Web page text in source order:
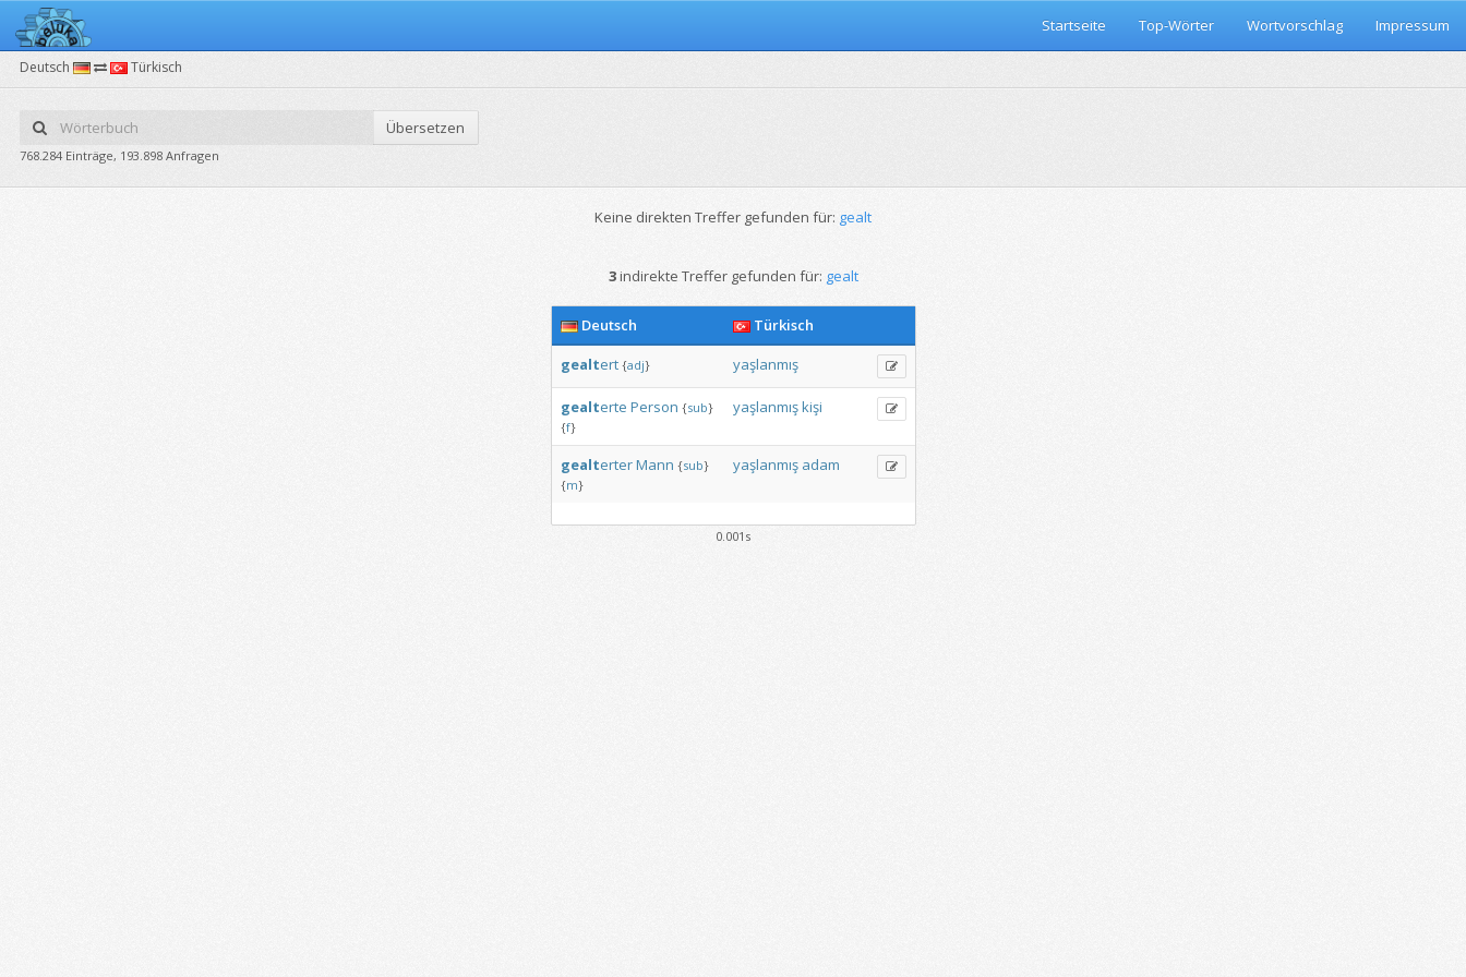
Startseite Top-Wörter Wortvorschlag Impressum
Deutsch Türkisch
Übersetzen
768.284 Einträge, 193.898 Anfragen
Keine direkten Treffer gefunden für: gealt
3indirekte Treffer gefunden für: gealt
Deutsch
Türkisch
gealtert {adj} yaşlanmış
gealterte Person {sub}
{f}
yaşlanmışkişi
gealterterMann {sub}
{m}
yaşlanmış adam
0.001s